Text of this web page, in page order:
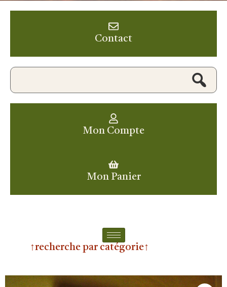
Contact
Mon Compte
Mon Panier
↑recherche par catégorie↑